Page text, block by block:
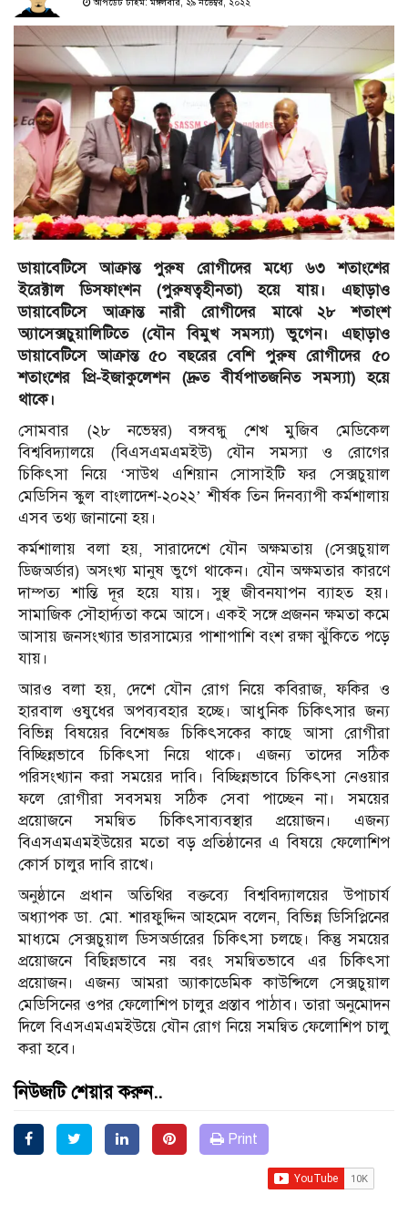
আপডেট টাইম: মঙ্গলবার, ২৯ নভেম্বর, ২০২২
ডায়াবেটিসে আক্রান্ত পুরুষ রোগীদের মধ্যে ৬৩ শতাংশের
ইরেক্টাল ডিসফাংশন (পুরুষত্বহীনতা) হয়ে যায়। এছাড়াও
ডায়াবেটিসে আক্রান্ত নারী রোগীদের মাঝে ২৮ শতাংশ
অ্যাসেক্সচুয়ালিটিতে (যৌন বিমুখ সমস্যা) ভুগেন। এছাড়াও
ডায়াবেটিসে আক্রান্ত ৫০ বছরের বেশি পুরুষ রোগীদের ৫০
শতাংশের প্রি-ইজাকুলেশন (দ্রুত বীর্যপাতজনিত সমস্যা) হয়ে
থাকে।
সোমবার (২৮ নভেম্বর) বঙ্গবন্ধু শেখ মুজিব মেডিকেল
বিশ্ববিদ্যালয়ে (বিএসএমএমইউ) যৌন সমস্যা ও রোগের
চিকিৎসা নিয়ে ‘সাউথ এশিয়ান সোসাইটি ফর সেক্সচুয়াল
মেডিসিন স্কুল বাংলাদেশ-২০২২’ শীর্ষক তিন দিনব্যাপী কর্মশালায়
এসব তথ্য জানানো হয়।
কর্মশালায় বলা হয়, সারাদেশে যৌন অক্ষমতায় (সেক্সচুয়াল
ডিজঅর্ডার) অসংখ্য মানুষ ভুগে থাকেন। যৌন অক্ষমতার কারণে
দাম্পত্য শান্তি দূর হয়ে যায়। সুস্থ জীবনযাপন ব্যাহত হয়।
সামাজিক সৌহার্দ্যতা কমে আসে। একই সঙ্গে প্রজনন ক্ষমতা কমে
আসায় জনসংখ্যার ভারসাম্যের পাশাপাশি বংশ রক্ষা ঝুঁকিতে পড়ে
যায়।
আরও বলা হয়, দেশে যৌন রোগ নিয়ে কবিরাজ, ফকির ও
হারবাল ওষুধের অপব্যবহার হচ্ছে। আধুনিক চিকিৎসার জন্য
বিভিন্ন বিষয়ের বিশেষজ্ঞ চিকিৎসকের কাছে আসা রোগীরা
বিচ্ছিন্নভাবে চিকিৎসা নিয়ে থাকে। এজন্য তাদের সঠিক
পরিসংখ্যান করা সময়ের দাবি। বিচ্ছিন্নভাবে চিকিৎসা নেওয়ার
ফলে রোগীরা সবসময় সঠিক সেবা পাচ্ছেন না। সময়ের
প্রয়োজনে সমন্বিত চিকিৎসাব্যবস্থার প্রয়োজন। এজন্য
বিএসএমএমইউয়ের মতো বড় প্রতিষ্ঠানের এ বিষয়ে ফেলোশিপ
কোর্স চালুর দাবি রাখে।
অনুষ্ঠানে প্রধান অতিথির বক্তব্যে বিশ্ববিদ্যালয়ের উপাচার্য
অধ্যাপক ডা. মো. শারফুদ্দিন আহমেদ বলেন, বিভিন্ন ডিসিপ্লিনের
মাধ্যমে সেক্সচুয়াল ডিসঅর্ডারের চিকিৎসা চলছে। কিন্তু সময়ের
প্রয়োজনে বিছিন্নভাবে নয় বরং সমন্বিতভাবে এর চিকিৎসা
প্রয়োজন। এজন্য আমরা অ্যাকাডেমিক কাউন্সিলে সেক্সচুয়াল
মেডিসিনের ওপর ফেলোশিপ চালুর প্রস্তাব পাঠাব। তারা অনুমোদন
দিলে বিএসএমএমইউয়ে যৌন রোগ নিয়ে সমন্বিত ফেলোশিপ চালু
করা হবে।
নিউজটি শেয়ার করুন..
Print